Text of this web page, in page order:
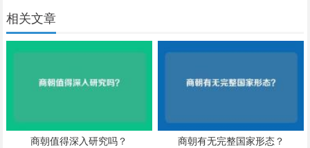
相关文章
商朝值得深入研究吗？ 商朝有无完整国家形态？